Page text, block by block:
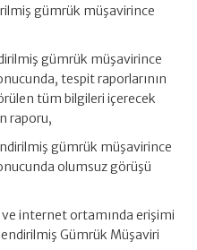
gümrük müşavirince
gümrük müşavirince
tespit raporlarının
tüm bilgileri içerecek
raporu,
gümrük müşavirince
olumsuz görüşü
internet ortamında erişimi
Gümrük Müşaviri